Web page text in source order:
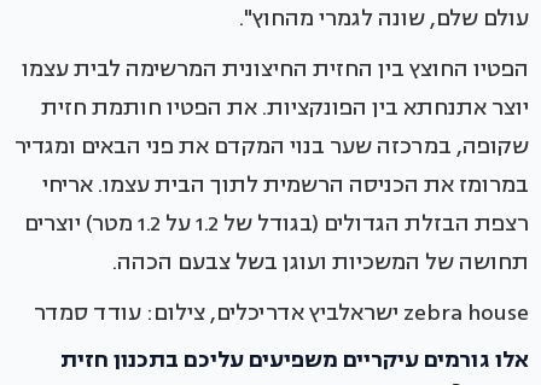
עולם שלם, שונה לגמרי מהחוץ".
הפטיו החוצץ בין החזית החיצונית המרשימה לבית עצמו
יוצר אתנחתא בין הפונקציות. את הפטיו חותמת חזית
שקופה, במרכזה שער בנוי המקדם את פני הבאים ומגדיר
במרומז את הכניסה הרשמית לתוך הבית עצמו. אריחי
רצפת הבזלת הגדולים (בגודל של 1.2 על 1.2 מטר) יוצרים
תחושה של המשכיות ועוגן בשל צבעם הכהה.
zebra house ישראלביץ אדריכלים, צילום: עודד סמדר
אלו גורמים עיקריים משפיעים עליכם בתכנון חזית